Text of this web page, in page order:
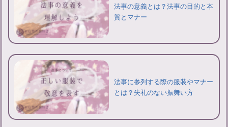
法事の意義とは？法事の目的と本
質とマナー
法事に参列する際の服装やマナー
とは？失礼のない振舞い方